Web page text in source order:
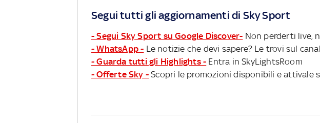
Segui tutti gli aggiornamenti di Sky Sport
- Segui Sky Sport su Google Discover- Non perderti live,
- WhatsApp - Le notizie che devi sapere? Le trovi sul
- Guarda tutti gli Highlights - Entra in SkyLightsRoom
- Offerte Sky - Scopri le promozioni disponibili e attivale